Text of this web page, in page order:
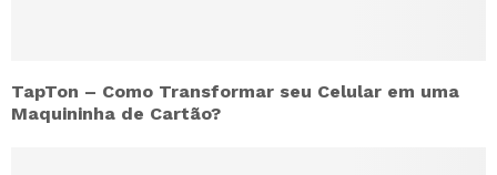
TapTon – Como Transformar seu Celular em uma
Maquininha de Cartão?